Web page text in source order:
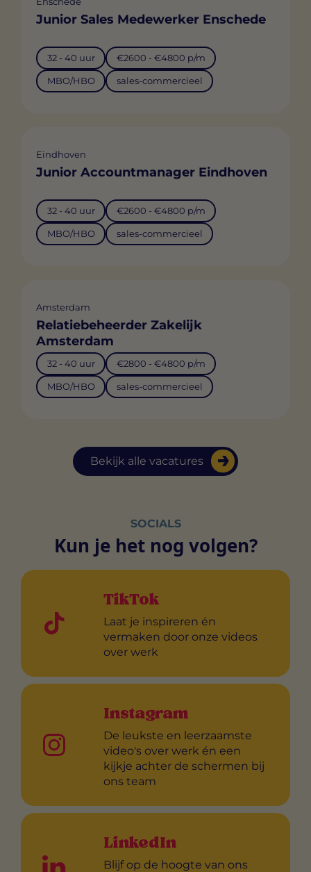
Bekijk alle vacatures
Junior Sales Medewerker Enschede
32 - 40 uur €2600 - €4800 p/m
MBO/HBO sales-commercieel
Eindhoven
Junior Accountmanager Eindhoven
32 - 40 uur €2600 - €4800 p/m
MBO/HBO sales-commercieel
Amsterdam
Relatiebeheerder Zakelijk
Amsterdam
32 - 40 uur €2800 - €4800 p/m
MBO/HBO sales-commercieel
SOCIALS
Kun je het nog volgen?
TikTok
Laat je inspireren én
vermaken door onze videos
over werk
Instagram
De leukste en leerzaamste
video's over werk én een
kijkje achter de schermen bij
ons team
LinkedIn
Blijf op de hoogte van ons